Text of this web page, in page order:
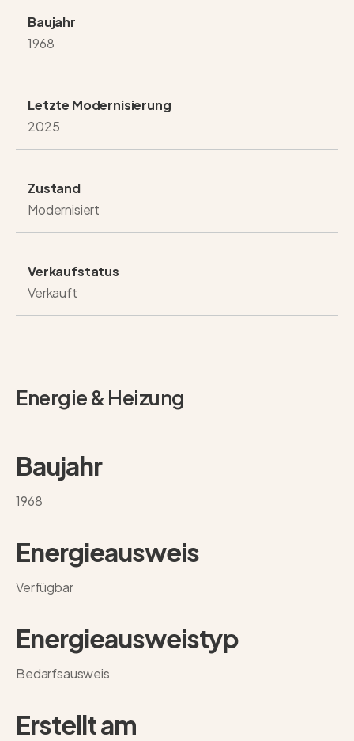
Baujahr
1968
Letzte Modernisierung
2025
Zustand
Modernisiert
Verkaufstatus
Verkauft
Energie & Heizung
Baujahr
1968
Energieausweis
Verfügbar
Energie­ausweistyp
Bedarfsausweis
Erstellt am